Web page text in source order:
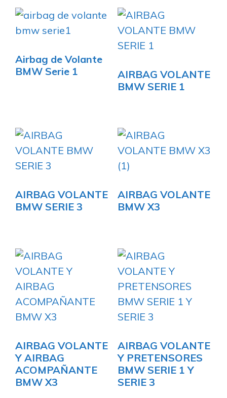
Airbag de Volante
BMW Serie 1
AIRBAG VOLANTE
BMW SERIE 1
AIRBAG VOLANTE
BMW SERIE 3
AIRBAG VOLANTE
BMW X3
AIRBAG VOLANTE
Y AIRBAG
ACOMPAÑANTE
BMW X3
AIRBAG VOLANTE
Y PRETENSORES
BMW SERIE 1 Y
SERIE 3